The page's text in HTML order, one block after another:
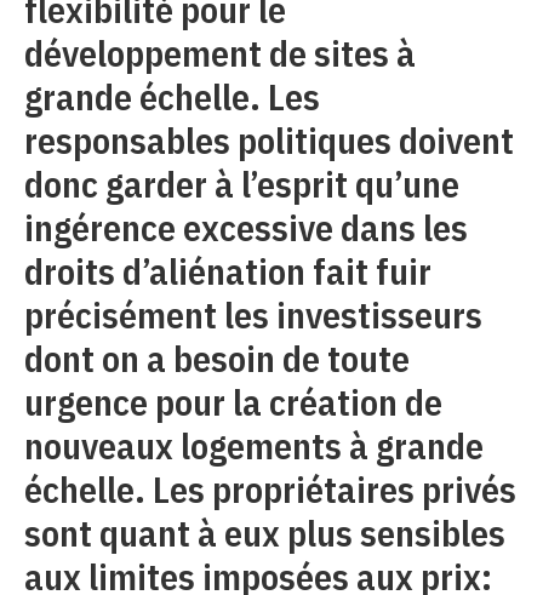
flexibilité pour le
développement de sites à
grande échelle. Les
responsables politiques doivent
donc garder à l’esprit qu’une
ingérence excessive dans les
droits d’aliénation fait fuir
précisément les investisseurs
dont on a besoin de toute
urgence pour la création de
nouveaux logements à grande
échelle. Les propriétaires privés
sont quant à eux plus sensibles
aux limites imposées aux prix: